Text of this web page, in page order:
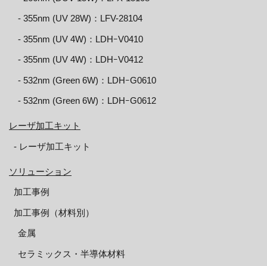
‐ 355nm (UV 28W)：LFV-28104
‐ 355nm (UV 4W)：LDHｰV0410
‐ 355nm (UV 4W)：LDHｰV0412
‐ 532nm (Green 6W)：LDHｰG0610
‐ 532nm (Green 6W)：LDHｰG0612
レーザ加工キット
‐ レーザ加工キット
ソリューション
加工事例
加工事例（材料別）
金属
セラミックス・半導体材料